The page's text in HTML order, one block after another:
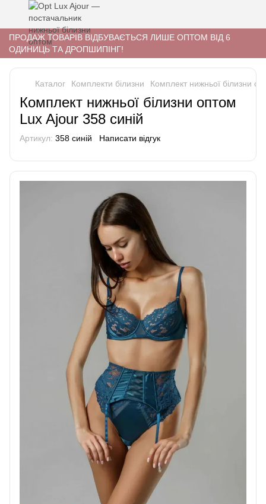
ПРОДАЖ ТОВАРІВ ВІДБУВАЄТЬСЯ ЛИШЕ ОПТОМ ВІД 6
ОДИНИЦЬ ТА ДРОПШИПІНГ!
Каталог Комплекти білизни Комплект нижньої білизни
Комплект нижньої білизни оптом
Lux Ajour 358 синій
Артикул: 358 синій Написати відгук